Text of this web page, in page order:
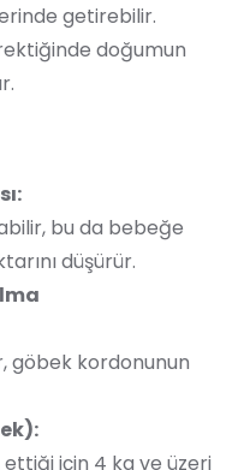
getirebilir.
doğumun
bu da bebeğe
düşürür.
göbek kordonunun
için 4 kg ve üzeri